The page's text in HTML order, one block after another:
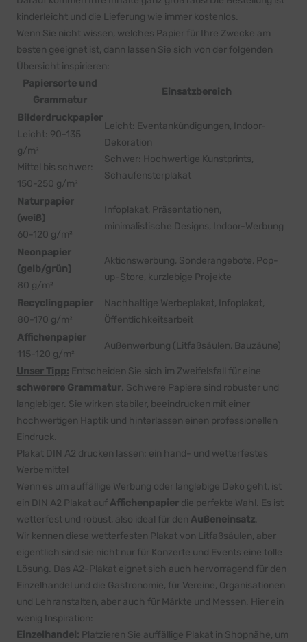
kinderleicht und die Lieferung wie immer kostenlos.
Wenn Sie nicht wissen, welches Papier für Ihre Zwecke am
besten geeignet ist, dann lassen Sie sich von der folgenden
Übersicht inspirieren:
Papiersorte und
Grammatur
Einsatzbereich
Bilderdruckpapier
Leicht: 90-135
g/m²
Mittel bis schwer:
150-250 g/m²
Leicht: Eventankündigungen, Indoor-
Dekoration
Schwer: Hochwertige Kunstprints,
Schaufensterplakat
Naturpapier
(weiß)
60-120 g/m²
Infoplakat, Präsentationen,
minimalistische Designs, Indoor-Werbung
Neonpapier
(gelb/grün)
80 g/m²
Aktionswerbung, Sonderangebote, Pop-
up-Store, kurzlebige Projekte
Recyclingpapier
80-170 g/m²
Nachhaltige Werbeplakat, Infoplakat,
Öffentlichkeitsarbeit
Affichenpapier
115-120 g/m²
Außenwerbung (Litfaßsäulen, Bauzäune)
Unser Tipp: Entscheiden Sie sich im Zweifelsfall für eine
schwerere Grammatur. Schwere Papiere sind robuster und
langlebiger. Sie wirken stabiler, beeindrucken mit einer
hochwertigen Haptik und hinterlassen einen professionellen
Eindruck.
Plakat DIN A2 drucken lassen: ein hand- und wetterfestes
Werbemittel
Wenn es um auffällige Werbung oder langlebige Deko geht, ist
ein DIN A2 Plakat auf Affichenpapier die perfekte Wahl. Es ist
wetterfest und robust, also ideal für den Außeneinsatz.
Wir kennen diese wetterfesten Plakat von Litfaßsäulen, aber
eigentlich sind sie nicht nur für Konzerte und Events eine tolle
Lösung. Das A2-Plakat eignet sich auch hervorragend für den
Einzelhandel und die Gastronomie, für Vereine, Organisationen
und Lehranstalten, aber auch für Märkte und Messen. Hier ein
wenig Inspiration:
Einzelhandel: Platzieren Sie auffällige Plakat in Shopnähe, um